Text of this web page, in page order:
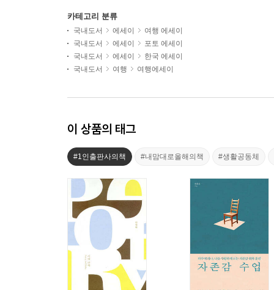
카테고리 분류
국내도서 에세이
여행 에세이
국내도서
에세이
포토 에세이
국내도서
에세이
한국 에세이
국내도서
여행 여행에세이
이 상품의 태그
#1인출판사의책 #내맘대로올해의책 #생활공동체